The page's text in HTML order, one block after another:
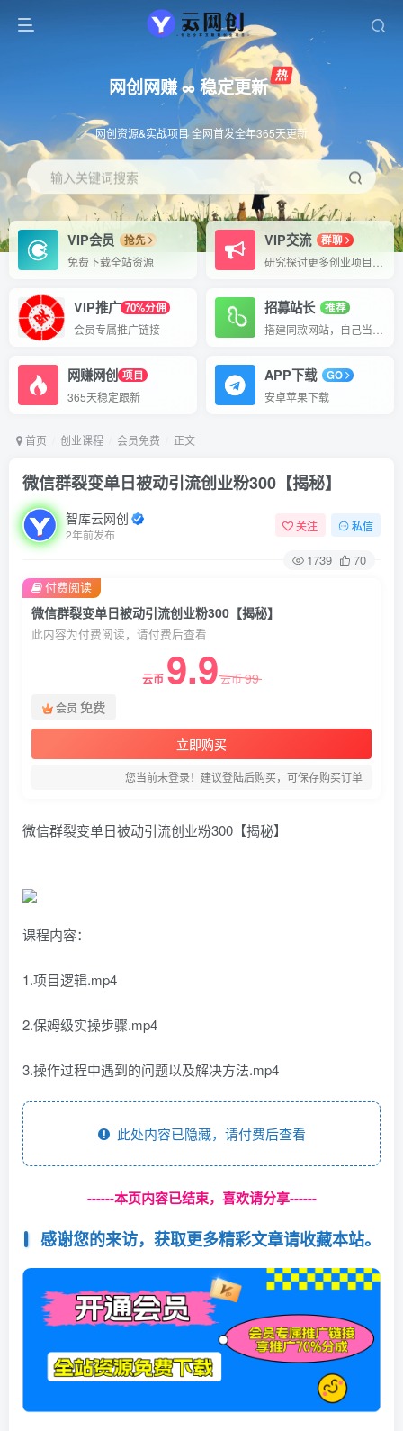
网创网赚 ∞ 稳定更新
网创资源&实战项目 全网首发全年365天更新
输入关键词搜索
VIP会员
抢先
免费下载全站资源
VIP交流
群聊
VIP推广 70%分佣
会员专属推广链接
招募站长
推荐
网赚网创 项目
365天稳定跟新
APP下载
GO
安卓苹果下载
首页 创业课程 会员免费 正文
微信群裂变单日被动引流创业粉300【揭秘】
智库云网创
2年前发布
关注 私信
1739 70
微信群裂变单日被动引流创业粉300【揭秘】
此内容为付费阅读，请付费后查看
云币 9.9云币99
会员 免费
立即购买
您当前未登录！建议登陆后购买，可保存购买订单
付费阅读
微信群裂变单日被动引流创业粉300【揭秘】
课程内容：
1.项目逻辑.mp4
2.保姆级实操步骤.mp4
3.操作过程中遇到的问题以及解决方法.mp4
此处内容已隐藏，请付费后查看
------本页内容已结束，喜欢请分享------
感谢您的来访，获取更多精彩文章请收藏本站。